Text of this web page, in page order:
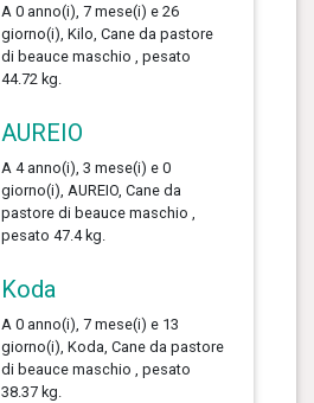
A 0 anno(i), 7 mese(i) e 26
giorno(i), Kilo, Cane da pastore
di beauce maschio , pesato
44.72 kg.
AUREIO
A 4 anno(i), 3 mese(i) e 0
giorno(i), AUREIO, Cane da
pastore di beauce maschio ,
pesato 47.4 kg.
Koda
A 0 anno(i), 7 mese(i) e 13
giorno(i), Koda, Cane da pastore
di beauce maschio , pesato
38.37 kg.